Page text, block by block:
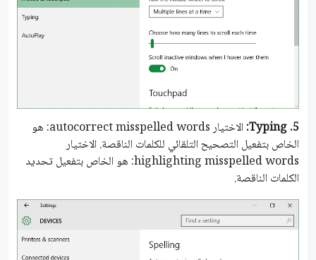
5.
Typing:
الاختيار autocorrect misspelled words: هو
الخاص بتفعيل التصحيح التلقائي للكلمات الناقصة. الاختيار
highlighting misspelled words: هو الخاص بتفعيل تحديد
الكلمات الناقصة.